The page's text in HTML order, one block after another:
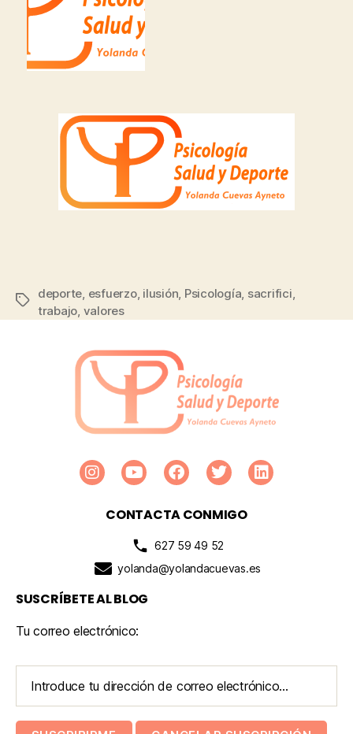
deporte, esfuerzo, ilusión, Psicología, sacrifici,
trabajo, valores
CONTACTA CONMIGO
627 59 49 52
yolanda@yolandacuevas.es
SUSCRÍBETE AL BLOG
Tu correo electrónico: